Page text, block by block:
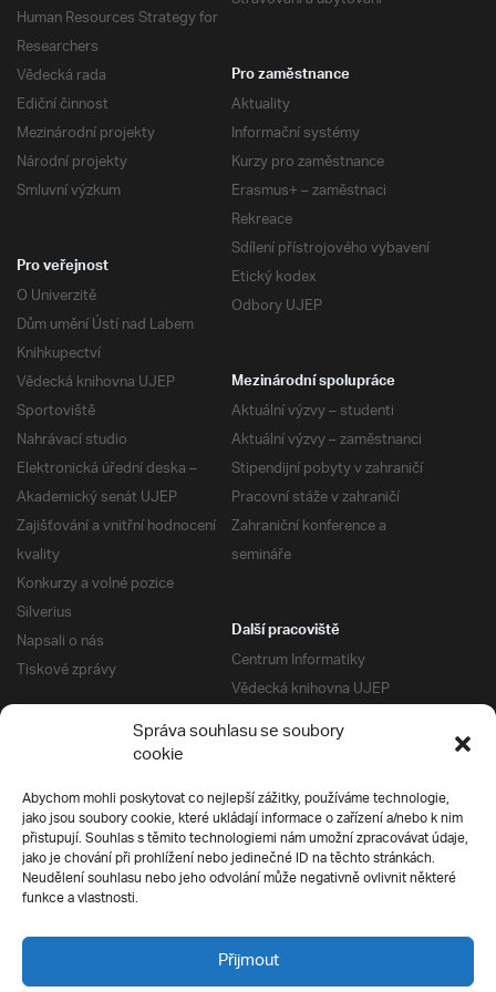
Správa souhlasu se soubory
cookie
Abychom mohli poskytovat co nejlepší zážitky, používáme technologie,
jako jsou soubory cookie, které ukládají informace o zařízení a/nebo k nim
přistupují. Souhlas s těmito technologiemi nám umožní zpracovávat údaje,
jako je chování při prohlížení nebo jedinečné ID na těchto stránkách.
Neudělení souhlasu nebo jeho odvolání může negativně ovlivnit některé
funkce a vlastnosti.
Přijmout
Human Resources Strategy for
Researchers
Vědecká rada
Ediční činnost
Mezinárodní projekty
Národní projekty
Smluvní výzkum
Pro zaměstnance
Aktuality
Informační systémy
Kurzy pro zaměstnance
Erasmus+ – zaměstnaci
Rekreace
Sdílení přístrojového vybavení
Etický kodex
Odbory UJEP
Pro veřejnost
O Univerzitě
Dům umění Ústí nad Labem
Knihkupectví
Vědecká knihovna UJEP
Sportoviště
Nahrávací studio
Elektronická úřední deska –
Akademický senát UJEP
Zajišťování a vnitřní hodnocení
kvality
Konkurzy a volné pozice
Silverius
Napsali o nás
Tiskové zprávy
Mezinárodní spolupráce
Aktuální výzvy – studenti
Aktuální výzvy – zaměstnanci
Stipendijní pobyty v zahraničí
Pracovní stáže v zahraničí
Zahraniční konference a
semináře
Další pracoviště
Centrum Informatiky
Vědecká knihovna UJEP
Správa kolejí a menz
Univerzitní centrum podpory
Silverius
Pro uchazeče
Přijímací řízení
E-prihlaska
Přípravné kurzy
Ochrana soukromí